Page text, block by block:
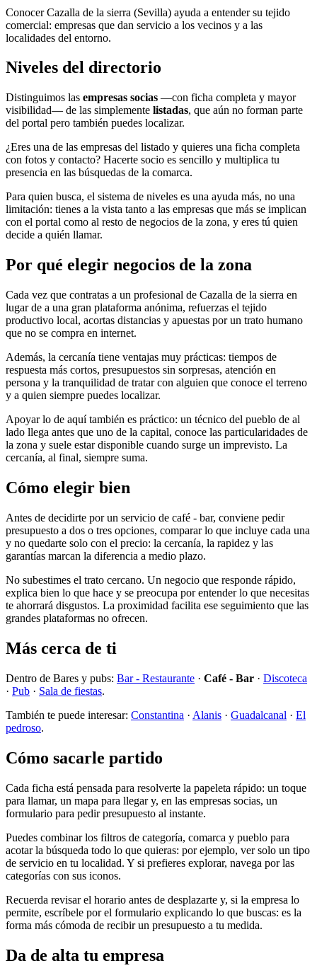
Conocer Cazalla de la sierra (Sevilla) ayuda a entender su tejido
comercial: empresas que dan servicio a los vecinos y a las
localidades del entorno.
Niveles del directorio
Distinguimos las empresas socias —con ficha completa y mayor
visibilidad— de las simplemente listadas, que aún no forman parte
del portal pero también puedes localizar.
¿Eres una de las empresas del listado y quieres una ficha completa
con fotos y contacto? Hacerte socio es sencillo y multiplica tu
presencia en las búsquedas de la comarca.
Para quien busca, el sistema de niveles es una ayuda más, no una
limitación: tienes a la vista tanto a las empresas que más se implican
con el portal como al resto de negocios de la zona, y eres tú quien
decide a quién llamar.
Por qué elegir negocios de la zona
Cada vez que contratas a un profesional de Cazalla de la sierra en
lugar de a una gran plataforma anónima, refuerzas el tejido
productivo local, acortas distancias y apuestas por un trato humano
que no se compra en internet.
Además, la cercanía tiene ventajas muy prácticas: tiempos de
respuesta más cortos, presupuestos sin sorpresas, atención en
persona y la tranquilidad de tratar con alguien que conoce el terreno
y a quien siempre puedes localizar.
Apoyar lo de aquí también es práctico: un técnico del pueblo de al
lado llega antes que uno de la capital, conoce las particularidades de
la zona y suele estar disponible cuando surge un imprevisto. La
cercanía, al final, siempre suma.
Cómo elegir bien
Antes de decidirte por un servicio de café - bar, conviene pedir
presupuesto a dos o tres opciones, comparar lo que incluye cada una
y no quedarte solo con el precio: la cercanía, la rapidez y las
garantías marcan la diferencia a medio plazo.
No subestimes el trato cercano. Un negocio que responde rápido,
explica bien lo que hace y se preocupa por entender lo que necesitas
te ahorrará disgustos. La proximidad facilita ese seguimiento que las
grandes plataformas no ofrecen.
Más cerca de ti
Dentro de Bares y pubs: Bar - Restaurante · Café - Bar · Discoteca
· Pub · Sala de fiestas.
También te puede interesar: Constantina · Alanis · Guadalcanal · El
pedroso.
Cómo sacarle partido
Cada ficha está pensada para resolverte la papeleta rápido: un toque
para llamar, un mapa para llegar y, en las empresas socias, un
formulario para pedir presupuesto al instante.
Puedes combinar los filtros de categoría, comarca y pueblo para
acotar la búsqueda todo lo que quieras: por ejemplo, ver solo un tipo
de servicio en tu localidad. Y si prefieres explorar, navega por las
categorías con sus iconos.
Recuerda revisar el horario antes de desplazarte y, si la empresa lo
permite, escríbele por el formulario explicando lo que buscas: es la
forma más cómoda de recibir un presupuesto a tu medida.
Da de alta tu empresa